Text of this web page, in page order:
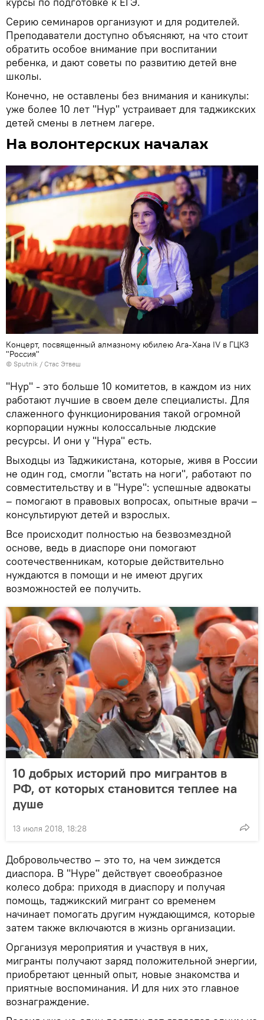
Серию семинаров организуют и для родителей.
Преподаватели доступно объясняют, на что стоит
обратить особое внимание при воспитании
ребенка, и дают советы по развитию детей вне
школы.
Конечно, не оставлены без внимания и каникулы:
уже более 10 лет "Нур" устраивает для таджикских
детей смены в летнем лагере.
На волонтерских началах
Концерт, посвященный алмазному юбилею Ага-Хана IV в ГЦКЗ
"Россия"
© Sputnik / Стас Этвеш
"Нур" - это больше 10 комитетов, в каждом из них
работают лучшие в своем деле специалисты. Для
слаженного функционирования такой огромной
корпорации нужны колоссальные людские
ресурсы. И они у "Нура" есть.
Выходцы из Таджикистана, которые, живя в России
не один год, смогли "встать на ноги", работают по
совместительству и в "Нуре": успешные адвокаты
– помогают в правовых вопросах, опытные врачи –
консультируют детей и взрослых.
Все происходит полностью на безвозмездной
основе, ведь в диаспоре они помогают
соотечественникам, которые действительно
нуждаются в помощи и не имеют других
возможностей ее получить.
10 добрых историй про мигрантов в
РФ, от которых становится теплее на
душе
13 июля 2018, 18:28
Добровольчество – это то, на чем зиждется
диаспора. В "Нуре" действует своеобразное
колесо добра: приходя в диаспору и получая
помощь, таджикский мигрант со временем
начинает помогать другим нуждающимся, которые
затем также включаются в жизнь организации.
Организуя мероприятия и участвуя в них,
мигранты получают заряд положительной энергии,
приобретают ценный опыт, новые знакомства и
приятные воспоминания. И для них это главное
вознаграждение.